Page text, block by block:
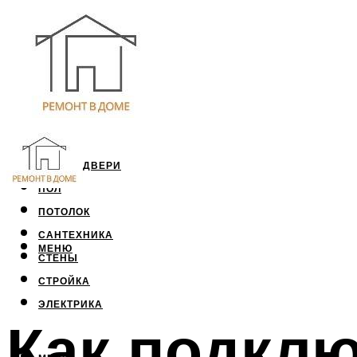
ОКНА И ДВЕРИ
ПОЛ
ПОТОЛОК
САНТЕХНИКА
СТЕНЫ
СТРОЙКА
ЭЛЕКТРИКА
МЕНЮ